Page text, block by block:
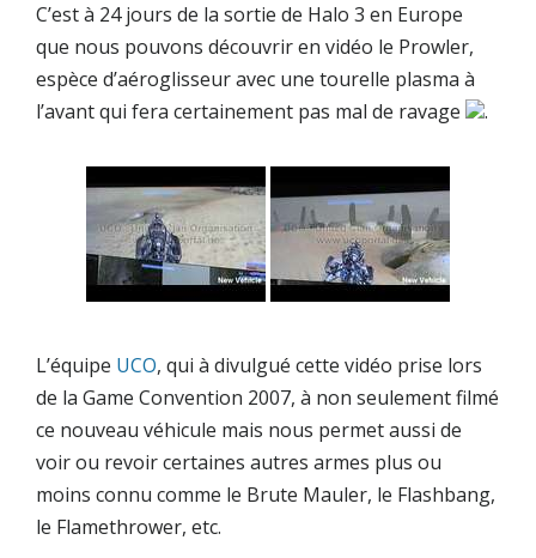
C’est à 24 jours de la sortie de Halo 3 en Europe
que nous pouvons découvrir en vidéo le Prowler,
espèce d’aéroglisseur avec une tourelle plasma à
l’avant qui fera certainement pas mal de ravage
.
L’équipe UCO, qui à divulgué cette vidéo prise lors
de la Game Convention 2007, à non seulement filmé
ce nouveau véhicule mais nous permet aussi de
voir ou revoir certaines autres armes plus ou
moins connu comme le Brute Mauler, le Flashbang,
le Flamethrower, etc.